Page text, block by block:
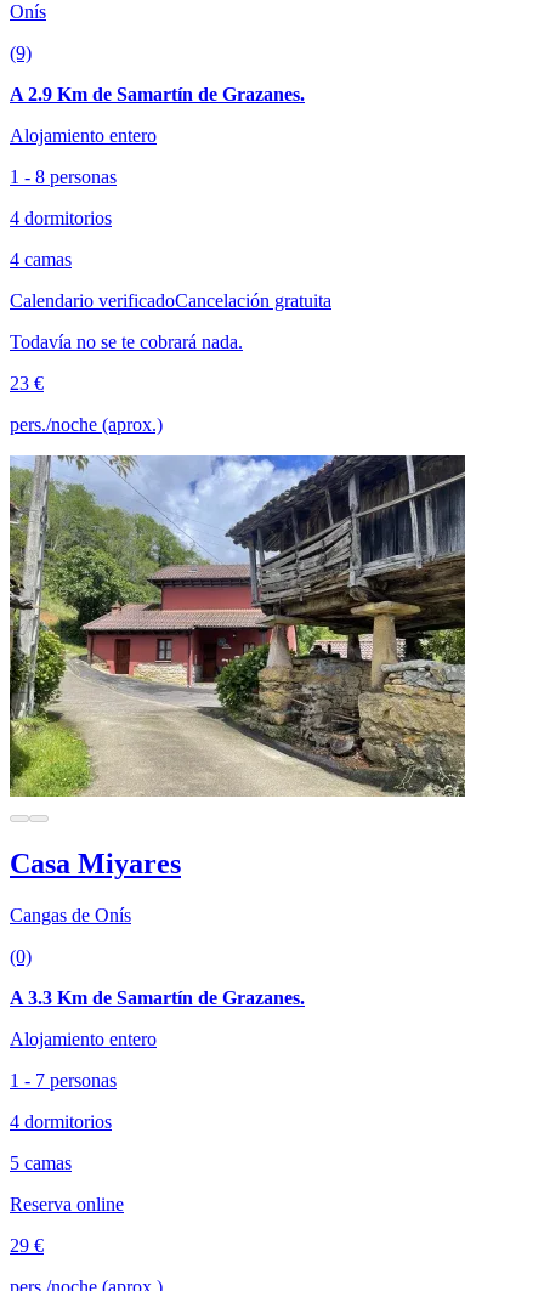
Onís
(9)
A 2.9 Km de Samartín de Grazanes.
Alojamiento entero
1 - 8 personas
4 dormitorios
4 camas
Calendario verificadoCancelación gratuita
Todavía no se te cobrará nada.
23 €
pers./noche (aprox.)
Casa Miyares
Cangas de Onís
(0)
A 3.3 Km de Samartín de Grazanes.
Alojamiento entero
1 - 7 personas
4 dormitorios
5 camas
Reserva online
29 €
pers./noche (aprox.)